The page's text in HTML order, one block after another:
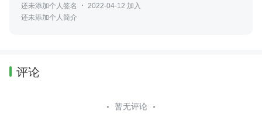
还未添加个人签名
2022-04-12 加入
还未添加个人简介
评论
暂无评论